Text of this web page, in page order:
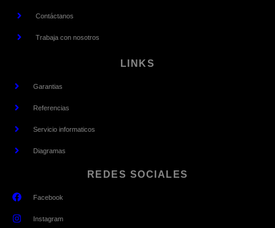
Contáctanos
Trabaja con nosotros
LINKS
Garantias
Referencias
Servicio informaticos
Diagramas
REDES SOCIALES
Facebook
Instagram